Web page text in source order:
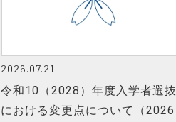
2026.07.21
令和10（2028）年度入学者選抜
における変更点について（2026